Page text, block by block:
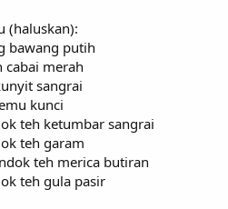
(haluskan):
bawang putih
cabai merah
sangrai
kunci
teh ketumbar sangrai
teh garam
teh merica butiran
teh gula pasir